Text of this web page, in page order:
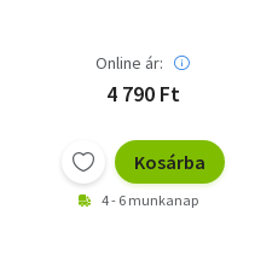
Online ár:
4 790 Ft
Kosárba
4 - 6 munkanap